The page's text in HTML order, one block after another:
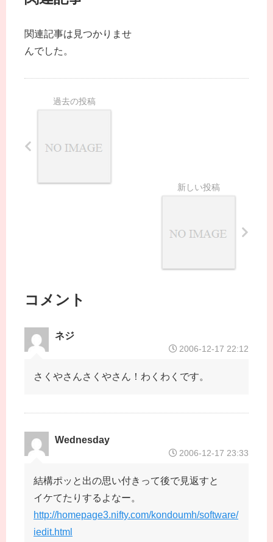
関連記事は見つかりませ
んでした。
コメント
ネジ
2006-12-17 22:12
さくやさんさくやさん！わくわくです。
Wednesday
2006-12-17 23:33
結構ポッと出の思い付きって後で見返すと
イケてたりするよなー。
http://homepage3.nifty.com/kondoumh/software/
iedit.html